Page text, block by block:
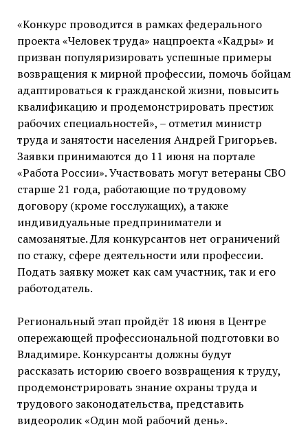
«Конкурс проводится в рамках федерального
проекта «Человек труда» нацпроекта «Кадры» и
призван популяризировать успешные примеры
возвращения к мирной профессии, помочь бойцам
адаптироваться к гражданской жизни, повысить
квалификацию и продемонстрировать престиж
рабочих специальностей», – отметил министр
труда и занятости населения Андрей Григорьев.
Заявки принимаются до 11 июня на портале
«Работа России». Участвовать могут ветераны СВО
старше 21 года, работающие по трудовому
договору (кроме госслужащих), а также
индивидуальные предприниматели и
самозанятые. Для конкурсантов нет ограничений
по стажу, сфере деятельности или профессии.
Подать заявку может как сам участник, так и его
работодатель.
Региональный этап пройдёт 18 июня в Центре
опережающей профессиональной подготовки во
Владимире. Конкурсанты должны будут
рассказать историю своего возвращения к труду,
продемонстрировать знание охраны труда и
трудового законодательства, представить
видеоролик «Один мой рабочий день».